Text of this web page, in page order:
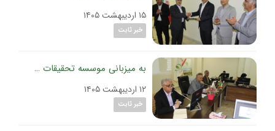
۱۵ اردیبهشت ۱۴۰۵
خبر ثابت
به میزبانی موسسه تحقیقات گیاه‌پزشکی کشور؛
۱۲ اردیبهشت ۱۴۰۵
خبر ثابت